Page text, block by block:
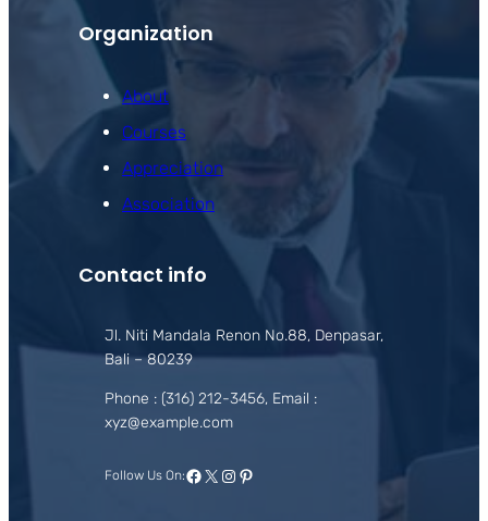
Organization
About
Courses
Appreciation
Association
Contact info
Jl. Niti Mandala Renon No.88, Denpasar,
Bali – 80239
Phone : (316) 212-3456, Email :
xyz@example.com
Follow Us On:Facebook
X Instagram
Pinterest